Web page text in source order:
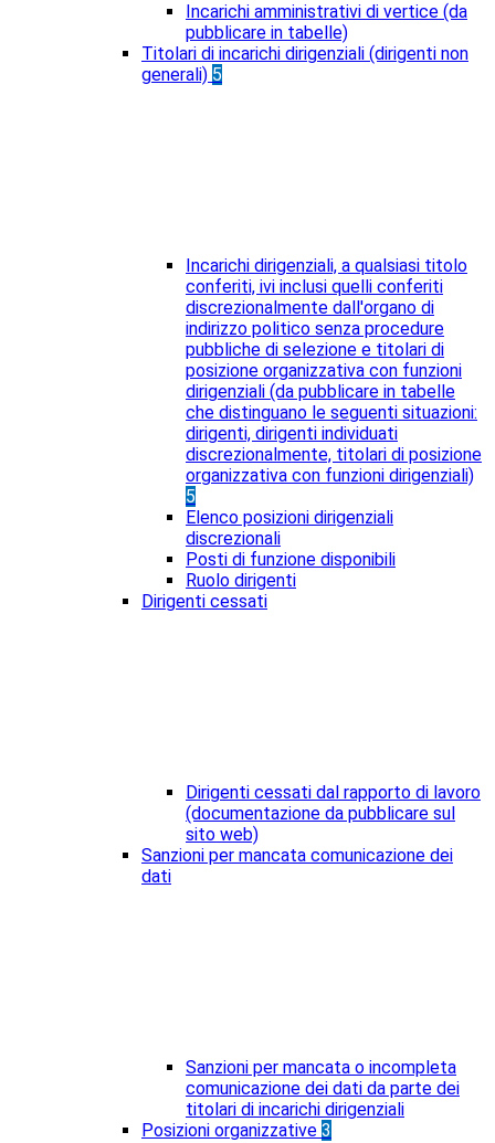
Incarichi amministrativi di vertice (da
pubblicare in tabelle)
Titolari di incarichi dirigenziali (dirigenti non
generali) 5
Incarichi dirigenziali, a qualsiasi titolo
conferiti, ivi inclusi quelli conferiti
discrezionalmente dall'organo di
indirizzo politico senza procedure
pubbliche di selezione e titolari di
posizione organizzativa con funzioni
dirigenziali (da pubblicare in tabelle
che distinguano le seguenti situazioni:
dirigenti, dirigenti individuati
discrezionalmente, titolari di posizione
organizzativa con funzioni dirigenziali)
5
Elenco posizioni dirigenziali
discrezionali
Posti di funzione disponibili
Ruolo dirigenti
Dirigenti cessati
Dirigenti cessati dal rapporto di lavoro
(documentazione da pubblicare sul
sito web)
Sanzioni per mancata comunicazione dei
dati
Sanzioni per mancata o incompleta
comunicazione dei dati da parte dei
titolari di incarichi dirigenziali
Posizioni organizzative 3